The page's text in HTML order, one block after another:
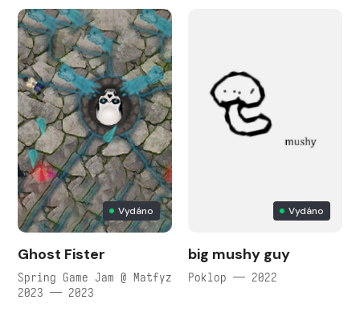
Vydáno
Ghost Fister
Spring Game Jam @ Matfyz
2023 — 2023
Vydáno
big mushy guy
Poklop — 2022